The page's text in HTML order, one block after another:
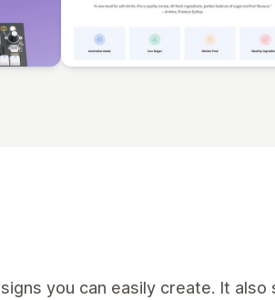
you can easily create. It also